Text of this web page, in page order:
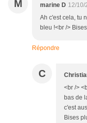
M marine D 12/10/
Ah c'est cela, tu
bleu !<br />
Répondre
C
<br />
bas de
c'est
Bises